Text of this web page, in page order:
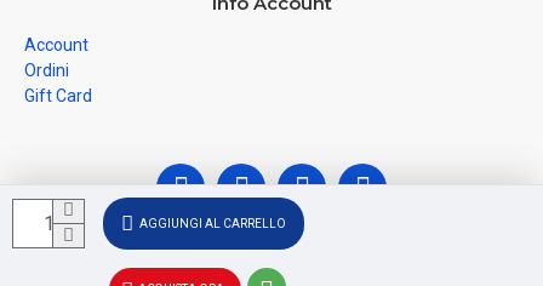
AGGIUNGI AL CARRELLO
Account
Ordini
Gift Card
© Ferramenta Santoro Domenico 2026, C.F.